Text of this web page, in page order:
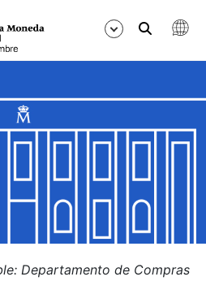
Departamento de Compras